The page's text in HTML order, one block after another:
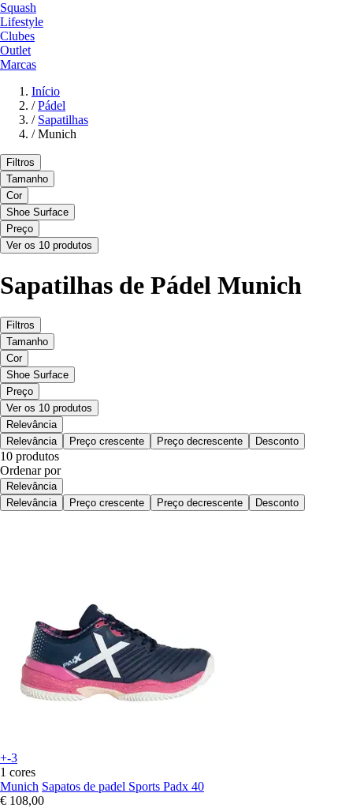
Squash
Lifestyle
Clubes
Outlet
Marcas
Início
/ Pádel
/ Sapatilhas
/ Munich
Filtros
Tamanho
Cor
Shoe Surface
Preço
Ver os 10 produtos
Sapatilhas de Pádel Munich
Filtros
Tamanho
Cor
Shoe Surface
Preço
Ver os 10 produtos
Relevância
Relevância
Preço crescente Preço decrescente Desconto
10 produtos
Ordenar por
Relevância
Relevância
Preço crescente Preço decrescente Desconto
+-3
1 cores
Munich Sapatos de padel Sports Padx 40
€ 108,00